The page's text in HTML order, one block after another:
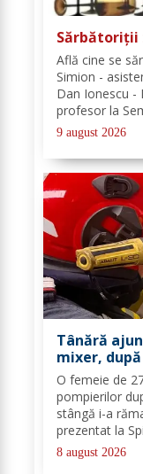
Sărbătoriții
Află cine se
Simion -
Dan Ionescu -
profesor la
Dorohoi, Ana-
educativ
9 august 2026
Tânără
mixer,
O femeie de
pompierilor
stângă i-a
prezentat la
aparatul
intervenția
8 august 2026